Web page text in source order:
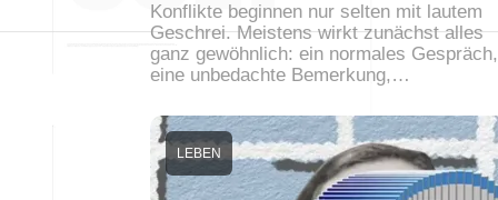
Konflikte beginnen nur selten mit lautem
Geschrei. Meistens wirkt zunächst alles
ganz gewöhnlich: ein normales Gespräch,
eine unbedachte Bemerkung,…
LEBEN